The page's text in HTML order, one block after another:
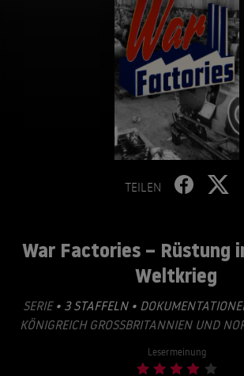
TEILEN
War Factories – Rüstung
Weltkrieg
SERIE • 3 STAFFELN •
KÖNIGREICH GROSSBRITANNIEN UND
Lesermeinung